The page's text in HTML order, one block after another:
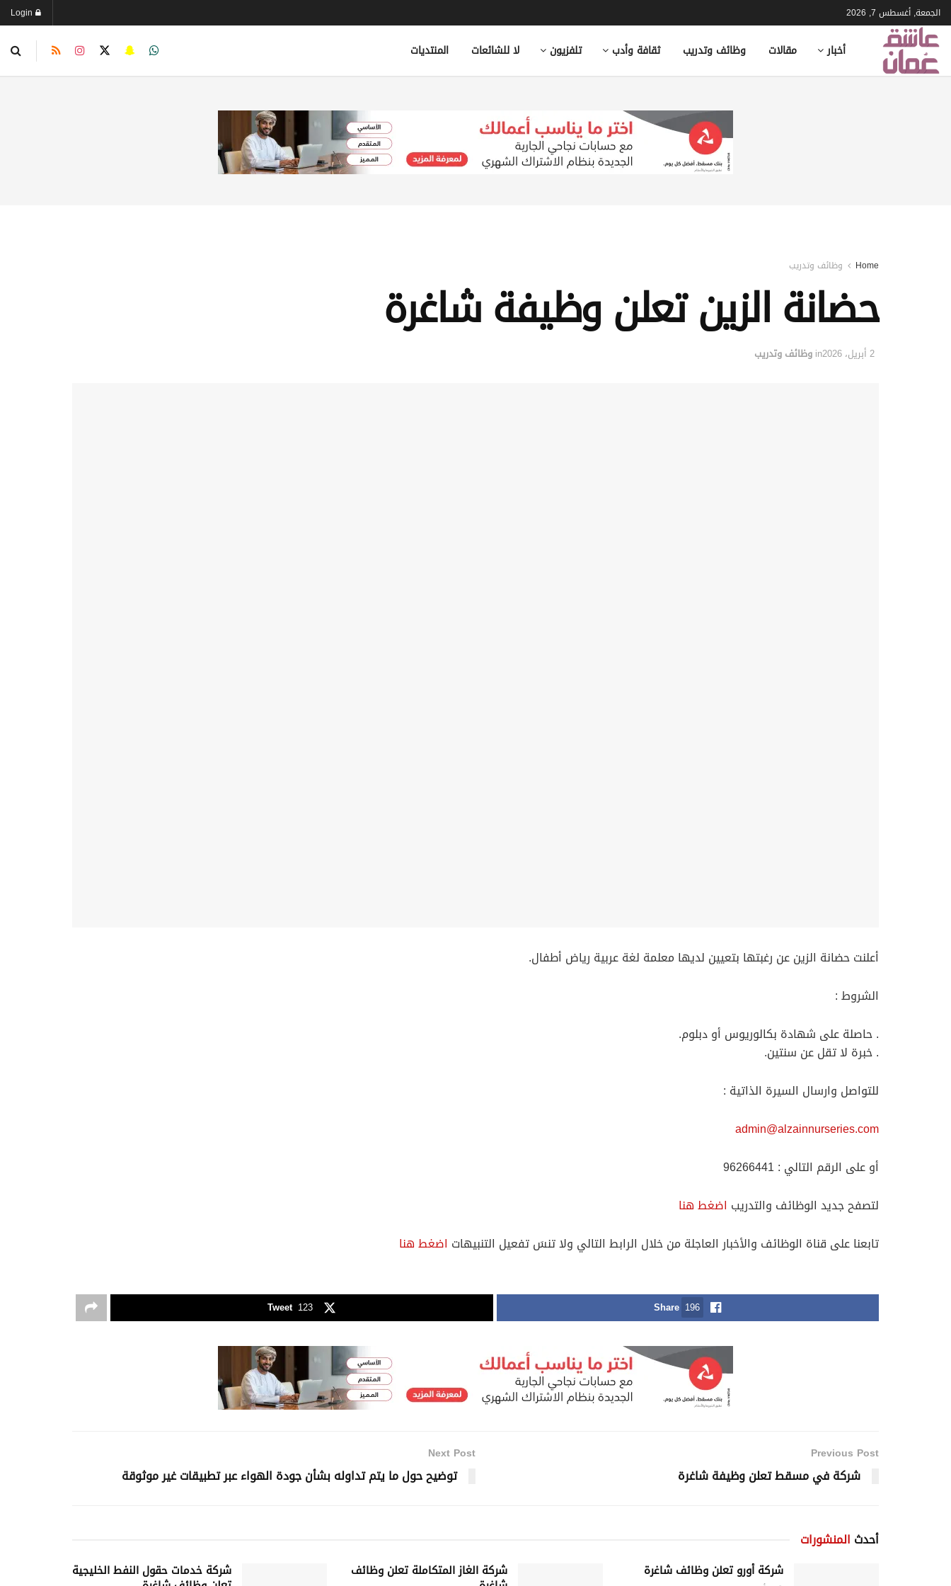
الجمعة, أغسطس 7, 2026
أخبار مقالات وظائف وتدريب ثقافة وأدب تلفزيون لا للشائعات المنتديات
Home وظائف وتدريب
حضانة الزين تعلن وظيفة شاغرة
2 أبريل، 2026 in وظائف وتدريب
أعلنت حضانة الزين عن رغبتها بتعيين لديها معلمة لغة عربية رياض أطفال.
الشروط :
. حاصلة على شهادة بكالوريوس أو دبلوم.
. خبرة لا تقل عن سنتين.
للتواصل وارسال السيرة الذاتية :
admin@alzainnurseries.com
أو على الرقم التالي : 96266441
لتصفح جديد الوظائف والتدريب اضغط هنا
تابعنا على قناة الوظائف والأخبار العاجلة من خلال الرابط التالي ولا تنسَ تفعيل التنبيهات اضغط هنا
Share 196
Tweet 123
Previous Post
شركة في مسقط تعلن وظيفة شاغرة
Next Post
توضيح حول ما يتم تداوله بشأن جودة الهواء عبر تطبيقات غير موثوقة
أحدث المنشورات
شركة أورو تعلن وظائف شاغرة شركة الغاز المتكاملة تعلن وظائف شركة خدمات حقول النفط الخليجية